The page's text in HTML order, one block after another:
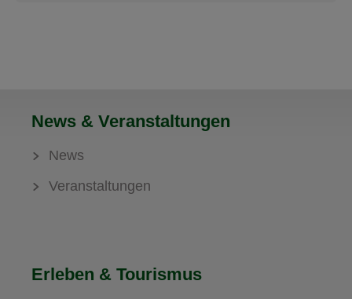
News & Veranstaltungen
News
Veranstaltungen
Erleben & Tourismus